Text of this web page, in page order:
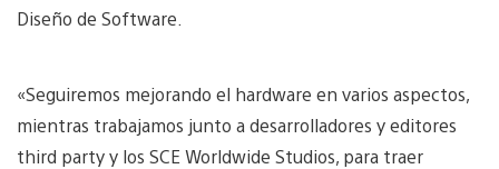
Diseño de Software.
«Seguiremos mejorando el hardware en varios aspectos,
mientras trabajamos junto a desarrolladores y editores
third party y los SCE Worldwide Studios, para traer